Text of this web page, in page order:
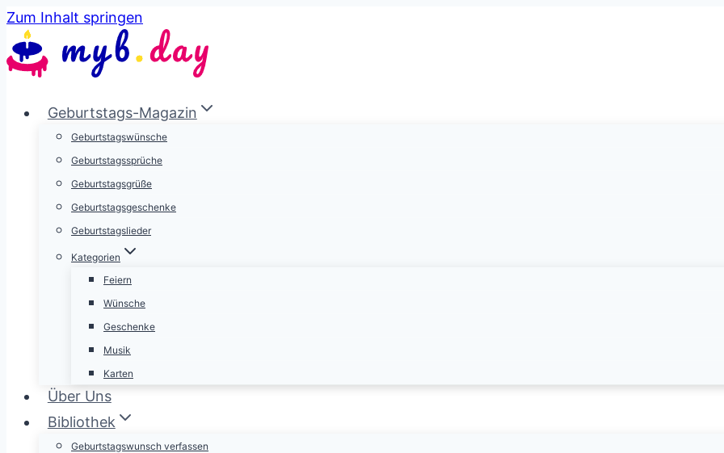
Zum Inhalt springen
Geburtstags-Magazin
Geburtstagswünsche
Geburtstagssprüche
Geburtstagsgrüße
Geburtstagsgeschenke
Geburtstagslieder
Kategorien
Feiern
Wünsche
Geschenke
Musik
Karten
Über Uns
Bibliothek
Geburtstagswunsch verfassen